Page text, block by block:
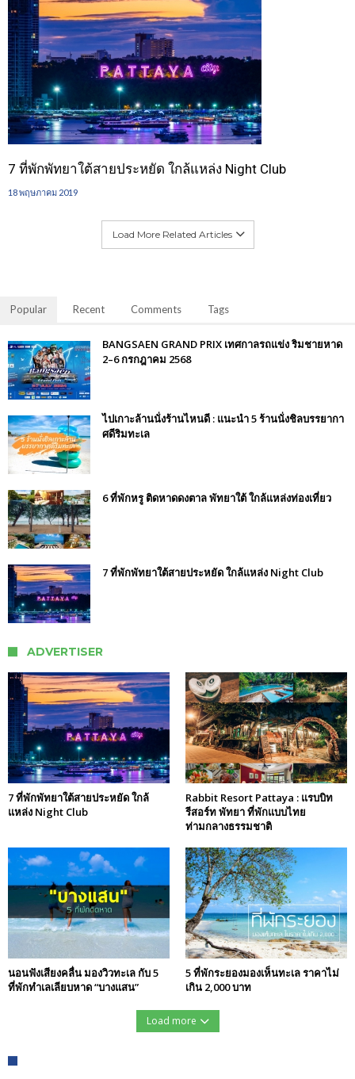
7 ที่พักพัทยาใต้สายประหยัด ใกล้แหล่ง Night Club
18 พฤษภาคม 2019
Load More Related Articles
Popular Recent Comments Tags
BANGSAEN GRAND PRIX เทศกาลรถแข่ง ริมชายหาด
2–6 กรกฎาคม 2568
ไปเกาะล้านนั่งร้านไหนดี : แนะนำ 5 ร้านนั่งชิลบรรยากา
ศดีริมทะเล
6 ที่พักหรู ติดหาดดงตาล พัทยาใต้ ใกล้แหล่งท่องเที่ยว
7 ที่พักพัทยาใต้สายประหยัด ใกล้แหล่ง Night Club
ADVERTISER
7 ที่พักพัทยาใต้สายประหยัด ใกล้
แหล่ง Night Club
Rabbit Resort Pattaya : แรบบิท
รีสอร์ท พัทยา ที่พักแบบไทย
ท่ามกลางธรรมชาติ
นอนฟังเสียงคลื่น มองวิวทะเล กับ 5
ที่พักทำเลเลียบหาด “บางแสน”
5 ที่พักระยองมองเห็นทะเล ราคาไม่
เกิน 2,000 บาท
Load more